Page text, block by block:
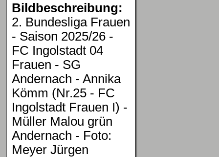
Bildbeschreibung:
2. Bundesliga Frauen
- Saison 2025/26 -
FC Ingolstadt 04
Frauen - SG
Andernach - Annika
Kömm (Nr.25 - FC
Ingolstadt Frauen I) -
Müller Malou grün
Andernach - Foto:
Meyer Jürgen